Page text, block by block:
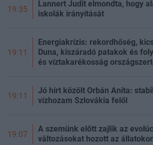
19:35
Lannert Judit elmondta, hogy
iskolák irányítását
19:11
Energiakrízis: rekordhőség,
Duna, kiszáradó patakok és
és víztakarékosság
19:11
Jó hírt közölt Orbán Anita:
vízhozam Szlovákia felől
19:07
A szemünk előtt zajlik az
változásokat hozott az